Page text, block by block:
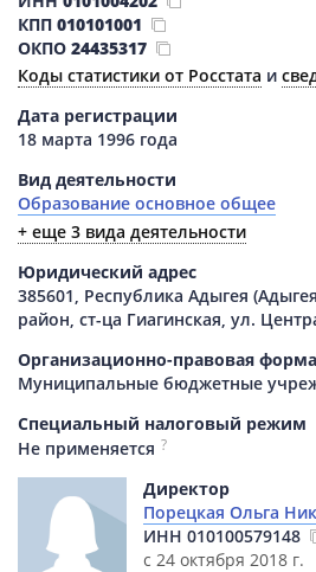
КПП 010101001
ОКПО 24435317
Коды статистики от Росстата и
Дата регистрации
18 марта 1996 года
Вид деятельности
Образование основное общее
+ еще 3 вида деятельности
Юридический адрес
385601, Республика Адыгея
район, ст-ца Гиагинская, ул.
Организационно-правовая форма
Муниципальные бюджетные
Специальный налоговый режим
Не применяется ?
Директор
Порецкая Ольга
ИНН 010100579148
с 24 октября 2018 г.